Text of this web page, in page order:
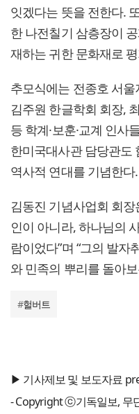
잇겠다는 뜻을 전한다.
한 나전칠기 삼층장이
재하는 귀한 문화재로
추모식에는 전종호 서
김주원 한글학회 회장,
등 학계·보훈·교계 인사
한미국대사관 담당관도
역사적 연대를 기념한다.
김동진 기념사업회 회
인이 아니라, 하나님의
람이었다”며 “그의 발
와 민족의 뿌리를 돌아
#헐버트
▶ 기사제보 및 보도자료
- Copyright ⓒ기독일보, 무